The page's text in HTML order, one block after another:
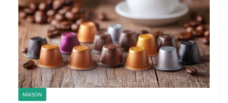
MAISON